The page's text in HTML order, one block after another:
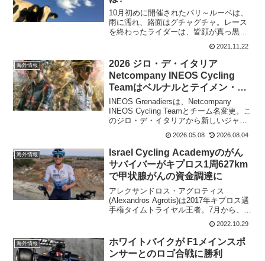
10月初めに開催されたパリ～ルーベは、
雨に濡れ、路面はグチャグチャ。レース
を終わったライダーは、皆顔が真っ黒け
ターの若手、マッテオ・ヨルゲンソンに
とって、泥の影響はレース中のみなら
ず、その後もかなり残って...
2021.11.22
海外情報
2026 ジロ・デ・イタリア
Netcompany INEOS Cycling
Teamはベルナルとテイメン・ア
レンスマンで狙う
INEOS Grenadiersは、Netcompany
INEOS Cycling Teamとチーム名変更。こ
のジロ・デ・イタリアから新しいジャー
ジでスタートする。Netcompany INEOS
Cycling TeamAll set ...
2026.05.08 2026.08.04
海外情報
Israel Cycling Academyのがん
サバイバーがキプロス1周627km
で甲状腺がんの資金調達に
アレクサンドロス・アグロティス
(Alexandros Agrotis)は2017年キプロス選
手権タイムトライヤル王者。7月から、
Israel Cycling Academyで走っている24
歳だ。彼は故郷のキプロスを一日で走
破。キプロスは、ト...
2022.10.29
海外情報
ホワイトバイクが F1メインスポ
ンサーとのロゴ合戦に勝利